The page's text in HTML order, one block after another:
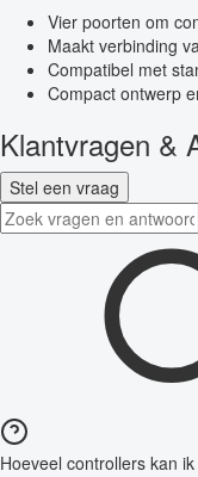
Vier poorten om
Maakt verbinding
Compatibel met
Compact ontwerp
Klantvragen &
Stel een vraag
Hoeveel controllers kan